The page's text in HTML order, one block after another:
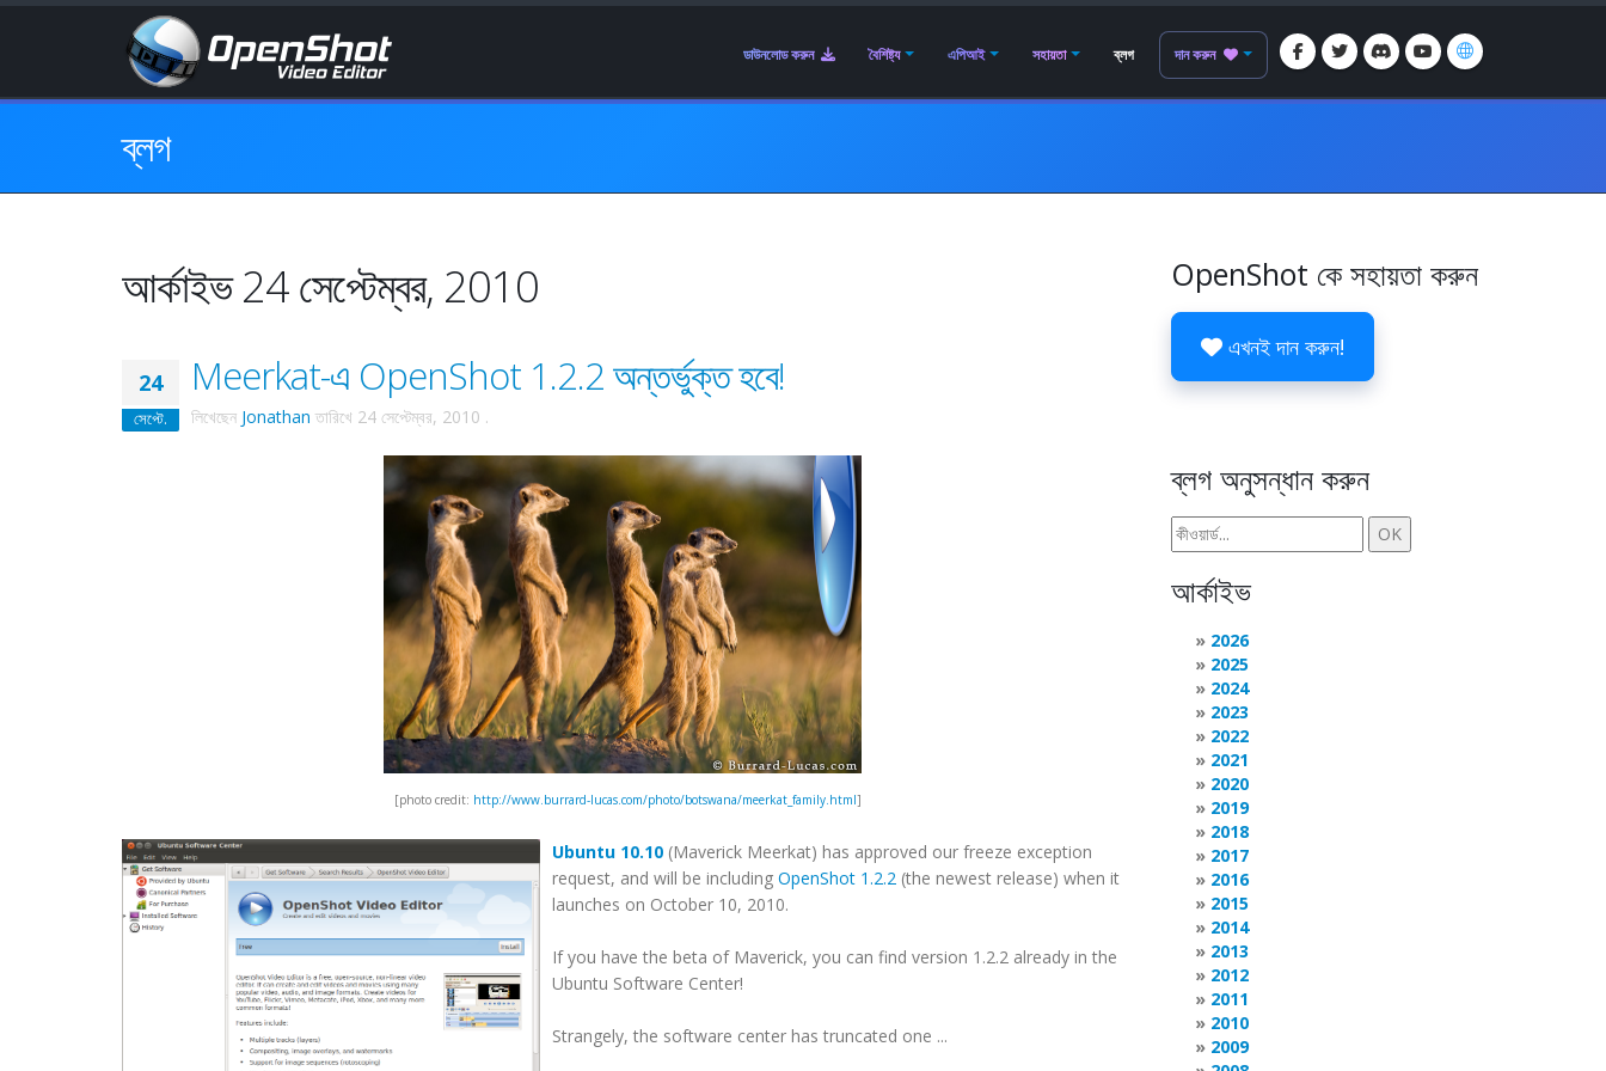
ডাউনলোড করুন বৈশিষ্ট্য এপিআই সহায়তা ব্লগ দান করুন
ব্লগ
আর্কাইভ 24 সেপ্টেম্বর, 2010
24
সেপ্টে.
Meerkat-এ OpenShot 1.2.2 অন্তর্ভুক্ত হবে!
লিখেছেন Jonathan তারিখে 24 সেপ্টেম্বর, 2010 .
[photo credit: http://www.burrard-lucas.com/photo/botswana/meerkat_family.html]
Ubuntu 10.10 (Maverick Meerkat) has approved our freeze exception
request, and will be including OpenShot 1.2.2 (the newest release) when it
launches on October 10, 2010.
If you have the beta of Maverick, you can find version 1.2.2 already in the
Ubuntu Software Center!
Strangely, the software center has truncated one ...
OpenShot কে সহায়তা করুন
এখনই দান করুন!
ব্লগ অনুসন্ধান করুন
আর্কাইভ
2026
2025
2024
2023
2022
2021
2020
2019
2018
2017
2016
2015
2014
2013
2012
2011
2010
2009